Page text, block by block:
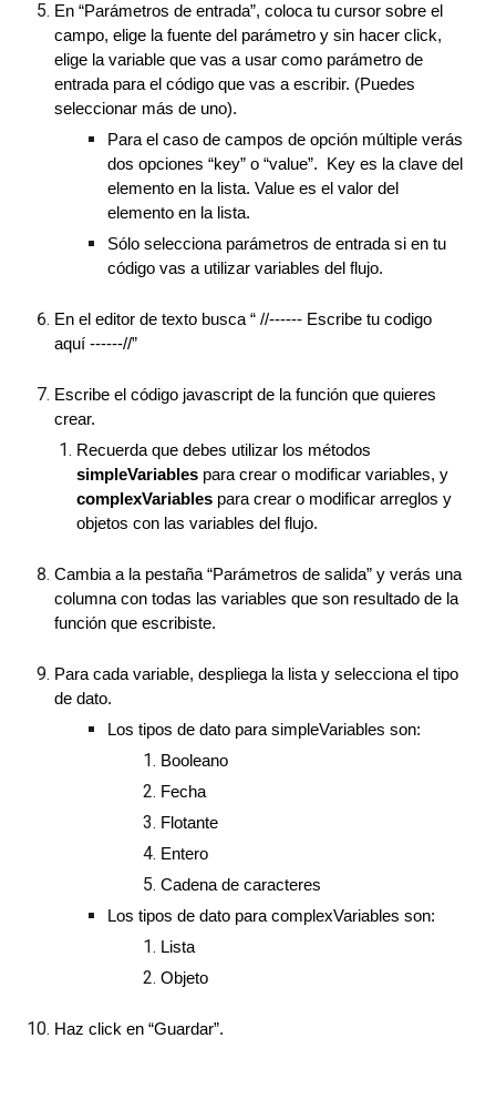
En “Parámetros de entrada”, coloca tu cursor sobre el
campo, elige la fuente del parámetro y sin hacer click,
elige la variable que vas a usar como parámetro de
entrada para el código que vas a escribir. (Puedes
seleccionar más de uno).
Para el caso de campos de opción múltiple verás
dos opciones “key” o “value”. Key es la clave del
elemento en la lista. Value es el valor del
elemento en la lista.
Sólo selecciona parámetros de entrada si en tu
código vas a utilizar variables del flujo.
En el editor de texto busca “ //------ Escribe tu codigo
aquí ------//”
Escribe el código javascript de la función que quieres
crear.
Recuerda que debes utilizar los métodos
simpleVariables para crear o modificar variables, y
complexVariables para crear o modificar arreglos y
objetos con las variables del flujo.
Cambia a la pestaña “Parámetros de salida” y verás una
columna con todas las variables que son resultado de la
función que escribiste.
Para cada variable, despliega la lista y selecciona el tipo
de dato.
Los tipos de dato para simpleVariables son:
Booleano
Fecha
Flotante
Entero
Cadena de caracteres
Los tipos de dato para complexVariables son:
Lista
Objeto
Haz click en “Guardar”.